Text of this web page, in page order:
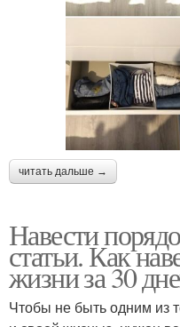
читать дальше →
Навести
статьи. Как
жизни за 30
Чтобы не быть одним из